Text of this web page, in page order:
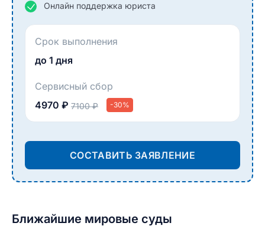
Онлайн поддержка юриста
Срок выполнения
до 1 дня
Сервисный сбор
4970 ₽ 7100 ₽ -30%
СОСТАВИТЬ ЗАЯВЛЕНИЕ
Ближайшие мировые суды